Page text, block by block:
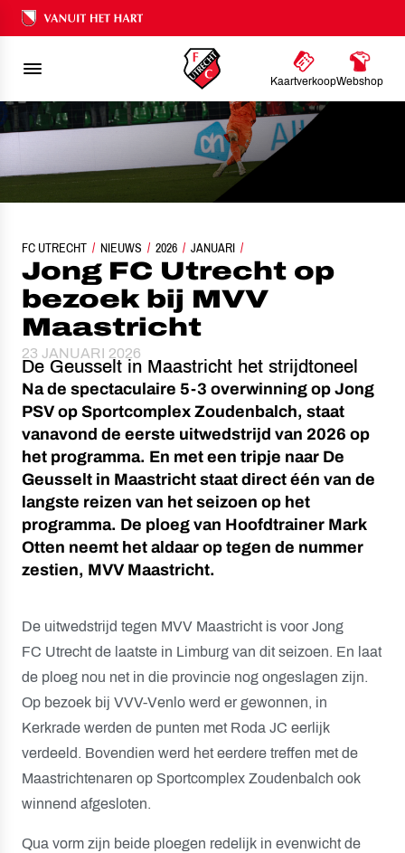
Ons nalatenschap
KaartverkoopWebshop
FC UTRECHT NIEUWS 2026 JANUARI
JONG FC UTRECHT OP BEZOEK BIJ MVV MAASTRICHT
Jong FC Utrecht op
bezoek bij MVV
Maastricht
23 JANUARI 2026
De Geusselt in Maastricht het strijdtoneel
Na de spectaculaire 5-3 overwinning op Jong
PSV op Sportcomplex Zoudenbalch, staat
vanavond de eerste uitwedstrijd van 2026 op
het programma. En met een tripje naar De
Geusselt in Maastricht staat direct één van de
langste reizen van het seizoen op het
programma. De ploeg van Hoofdtrainer Mark
Otten neemt het aldaar op tegen de nummer
zestien, MVV Maastricht.
De uitwedstrijd tegen MVV Maastricht is voor Jong
FC Utrecht de laatste in Limburg van dit seizoen. En laat
de ploeg nou net in die provincie nog ongeslagen zijn.
Op bezoek bij VVV-Venlo werd er gewonnen, in
Kerkrade werden de punten met Roda JC eerlijk
verdeeld. Bovendien werd het eerdere treffen met de
Maastrichtenaren op Sportcomplex Zoudenbalch ook
winnend afgesloten.
Qua vorm zijn beide ploegen redelijk in evenwicht de